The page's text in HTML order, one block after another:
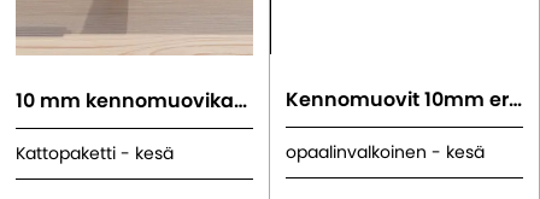
10 mm kennomuovikatto
Kattopaketti - kesä
Kennomuovit 10mm erilliset levyt
opaalinvalkoinen - kesä